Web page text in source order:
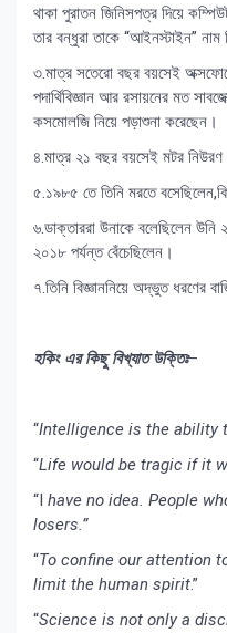
থাকা পুরাতন জিনিসপত্র দিয়ে
তার বন্ধুরা তাকে “আইনস্টাইন” নাম
৩.মাত্র সতেরো বছর বয়সেই
পদার্থিবিজ্ঞান আর রসায়নের মত
কসমোলজি নিয়ে পড়াশুনা করেছেন।
৪.মাত্র ২১ বছর বয়সেই মটর
৫.১৯৮৫ তে তিনি মরতে
৬.ডাক্তাররা উনাকে বলেছিলেন
২০১৮ পর্যন্ত বেঁচেছিলেন।
৭.তিনি বিজ্ঞাননিয়ে অদ্ভুত ধরণের
হকিং এর কিছু বিখ্যাত উক্তিঃ–
“Intelligence is the ability
“Life would be tragic if it
“I have no idea. People
losers.”
“To confine our attention
limit the human spirit.”
“Science is not only a